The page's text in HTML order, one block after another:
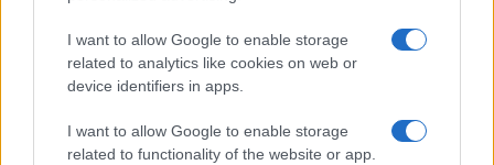
I want to allow Google to enable storage
related to analytics like cookies on web or
device identifiers in apps.
I want to allow Google to enable storage
related to functionality of the website or app.
tue informazioni siano trasferite a Mailchimp per
l'elaborazione.Leggi qui l'informativa sulla privacy
di Mailchimp.
Potrai annullare l'iscrizione in qualsiasi momento
nostre e-mail.